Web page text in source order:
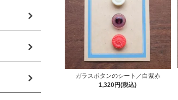
ガラスボタンのシート／白紫赤
1,320円(税込)